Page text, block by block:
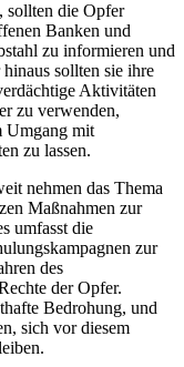
sollten ⁢die Opfer
Banken⁤ und
zu informieren und
sollten sie​ ihre
Aktivitäten
zu verwenden,
Umgang mit
zu lassen.
nehmen das Thema
⁤Maßnahmen zur
umfasst die
‍zur
des
der Opfer.
Bedrohung, und
sich⁤ vor diesem